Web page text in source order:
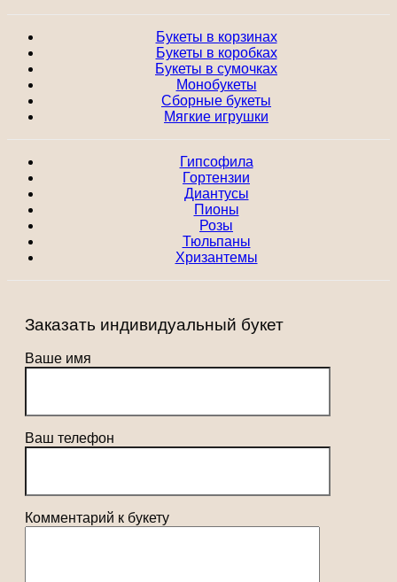
Букеты в корзинах
Букеты в коробках
Букеты в сумочках
Монобукеты
Сборные букеты
Мягкие игрушки
Гипсофила
Гортензии
Диантусы
Пионы
Розы
Тюльпаны
Хризантемы
Заказать индивидуальный букет
Ваше имя
Ваш телефон
Комментарий к букету